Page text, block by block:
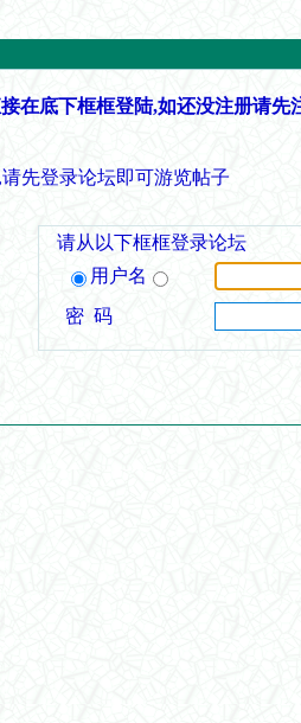
在底下框框登陆,如还没注册请先
先登录论坛即可游览帖子
请从以下框框登录论坛
用户名
密 码